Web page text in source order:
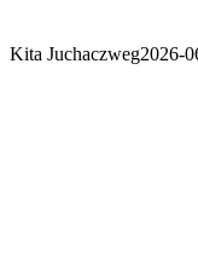
Kita Juchaczweg2026-